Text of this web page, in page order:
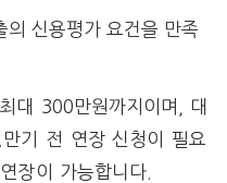
의 신용평가 요건을 만족
대 300만원까지이며, 대
기 전 연장 신청이 필요
장이 가능합니다.